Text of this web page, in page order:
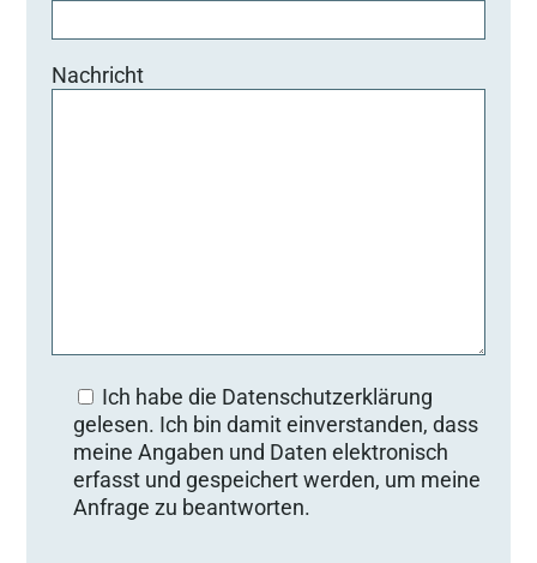
Nachricht
Ich habe die Datenschutzerklärung
gelesen. Ich bin damit einverstanden, dass
meine Angaben und Daten elektronisch
erfasst und gespeichert werden, um meine
Anfrage zu beantworten.